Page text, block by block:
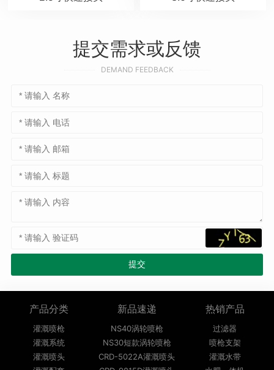
提交需求或反馈
DEMAND FEEDBACK
产品分类
灌溉喷枪
灌溉系统
灌溉喷头
新品速递
NS40涡轮喷枪
NS30短款涡轮喷枪
CRD-5022A灌溉喷头
热销产品
过滤器
喷枪支架
灌溉水带